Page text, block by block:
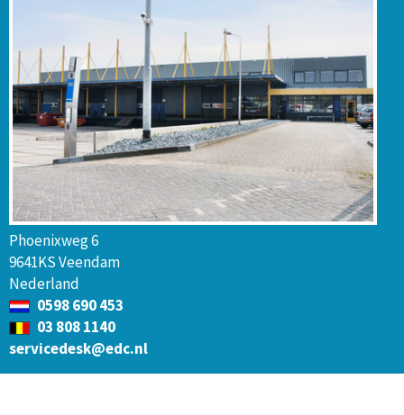
Phoenixweg 6
9641KS Veendam
Nederland
0598 690 453
03 808 1140
servicedesk@edc.nl